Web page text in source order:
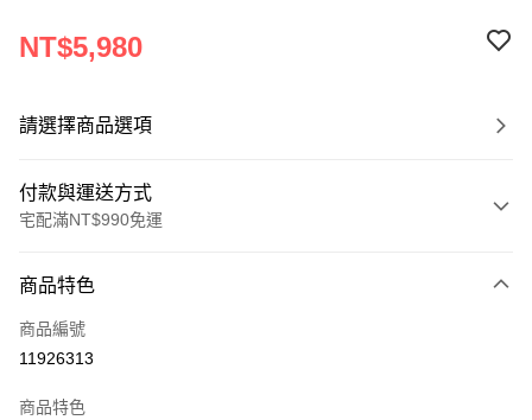
NT$5,980
請選擇商品選項
付款與運送方式
宅配滿NT$990免運
信用卡一次付款
LINE Pay
商品特色
商品編號
11926313
商品特色